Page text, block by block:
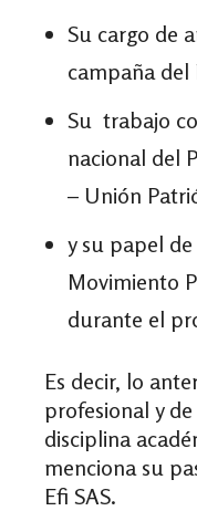
Su cargo de
campaña del
Su trabajo
nacional del
– Unión
y su papel
Movimiento
durante el
Es decir, lo
profesional y
disciplina
menciona su
Efi SAS.